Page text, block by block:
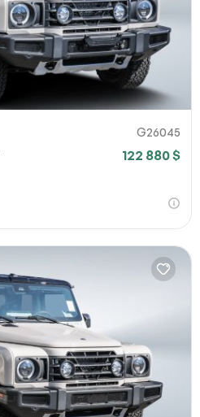
G26045
122 880 $